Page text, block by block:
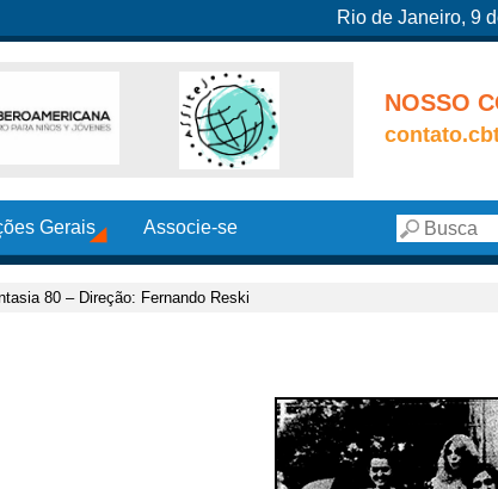
Rio de Janeiro, 9
NOSSO
Gerais Associe-se
80 – Direção: Fernando Reski